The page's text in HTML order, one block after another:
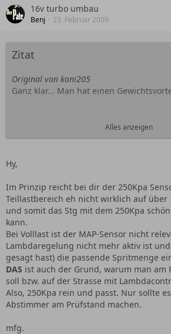
16v turbo umbau
Benj 23. Februar 2009
Zitat
Original von koni205
Ganz klar... Man hat einen
Aber ich hab da auch mal ne Frage an
Es geht um den Map-Sensor. Ich finde
zu klein, da er nur Werte bis 1,5 bar
wird beim 250er einfach so
viel Sprit reingekippt wird das er bei
noch nicht zu mager laufen würde?!?
ja denn sozusagen nicht den
Den 700kPa Sensor finde ich vom
nutzt man ja nicht mal die Hälfte des
wird evlt. ungenauer sein da er ja in
abgestuft ist...
Sensor umcodieren das er
Alles anzeigen
Hy,
Im Prinzip reicht bei dir der 250Kpa
Teillastbereich eh nicht wirklich auf über
und somit das Stg mit dem 250Kpa
kann.
Bei Volllast ist der MAP-Sensor nicht
Lambdaregelung nicht mehr aktiv ist
gesagt hast) die passende Spritmenge
DAS ist auch der Grund, warum man am
soll bzw. auf der Strasse mit
Also, 250Kpa rein und passt. Nur sollte
Abstimmer am Prüfstand machen.
mfg.